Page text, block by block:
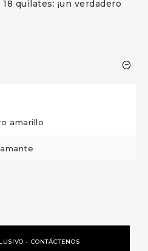
quilates: ¡un verdadero
amarillo
- CONTÁCTENOS